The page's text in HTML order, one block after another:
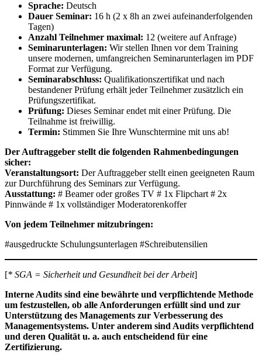
Sprache: Deutsch
Dauer Seminar: 16 h (2 x 8h an zwei aufeinanderfolgenden
Tagen)
Anzahl Teilnehmer maximal: 12 (weitere auf Anfrage)
Seminarunterlagen: Wir stellen Ihnen vor dem Training
unsere modernen, umfangreichen Seminarunterlagen im PDF
Format zur Verfügung.
Seminarabschluss: Qualifikationszertifikat und nach
bestandener Prüfung erhält jeder Teilnehmer zusätzlich ein
Prüfungszertifikat.
Prüfung: Dieses Seminar endet mit einer Prüfung. Die
Teilnahme ist freiwillig.
Termin: Stimmen Sie Ihre Wunschtermine mit uns ab!
Der Auftraggeber stellt die folgenden Rahmenbedingungen
sicher:
Veranstaltungsort: Der Auftraggeber stellt einen geeigneten Raum
zur Durchführung des Seminars zur Verfügung.
Ausstattung: # Beamer oder großes TV # 1x Flipchart # 2x
Pinnwände # 1x vollständiger Moderatorenkoffer
Von jedem Teilnehmer mitzubringen:
#ausgedruckte Schulungsunterlagen #Schreibutensilien
[* SGA = Sicherheit und Gesundheit bei der Arbeit]
Interne Audits sind eine bewährte und verpflichtende Methode
um festzustellen, ob alle Anforderungen erfüllt sind und zur
Unterstützung des Managements zur Verbesserung des
Managementsystems. Unter anderem sind Audits verpflichtend
und deren Qualität u. a. auch entscheidend für eine
Zertifizierung.